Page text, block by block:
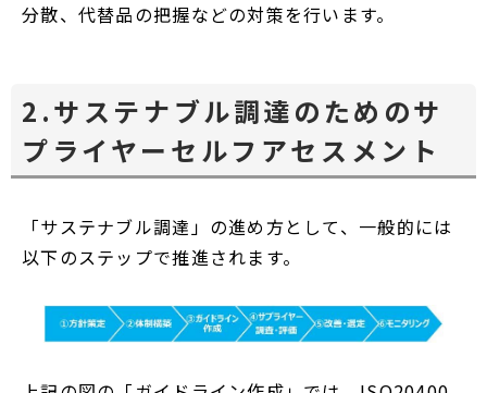
分散、代替品の把握などの対策を行います。
2.サステナブル調達のためのサ
プライヤーセルフアセスメント
「サステナブル調達」の進め方として、一般的には
以下のステップで推進されます。